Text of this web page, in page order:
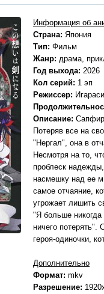
Информация об
Страна: Япония
Тип: Фильм
Жанр: драма,
Год выхода: 2026
Кол серий: 1 эп
Режиссер:
Описание: Сапфир
Потеряв все на
"Нергал", она в
Несмотря на то,
проблеск
насмешку над ее
самое отчаяние,
угрожает лишить
"Я больше
ничего потерять".
героя-одиночки,
Дополнительно
Формат: mkv
Разрешение: